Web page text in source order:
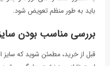
باید به طور منظم تعویض شود.
بررسی مناسب بودن
قبل از خرید، مطمئن شوید که سایز